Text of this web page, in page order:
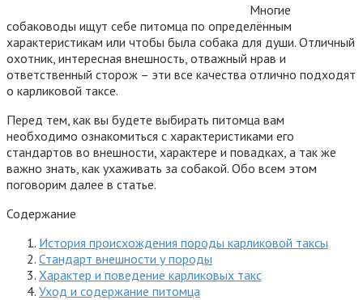
Многие
собаководы ищут себе питомца по определённым
характеристикам или чтобы была собака для души. Отличный
охотник, интересная внешность, отважный нрав и
ответственный сторож – эти все качества отлично подходят
о карликовой таксе.
Перед тем, как вы будете выбирать питомца вам
необходимо ознакомиться с характеристиками его
стандартов во внешности, характере и повадках, а так же
важно знать, как ухаживать за собакой. Обо всем этом
поговорим далее в статье.
Содержание
История происхождения породы карликовой таксы
Стандарт внешности у породы
Характер и поведение карликовых такс
Уход и содержание питомца